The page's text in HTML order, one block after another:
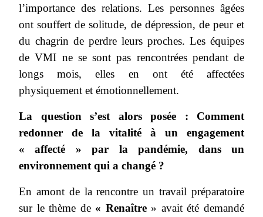
l’importance des relations. Les personnes âgées
ont souffert de solitude, de dépression, de peur et
du chagrin de perdre leurs proches. Les équipes
de VMI ne se sont pas rencontrées pendant de
longs mois, elles en ont été affectées
physiquement et émotionnellement.
La question s’est alors posée : Comment
redonner de la vitalité à un engagement
« affecté » par la pandémie, dans un
environnement qui a changé ?
En amont de la rencontre un travail préparatoire
sur le thème de « Renaître» avait été demandé